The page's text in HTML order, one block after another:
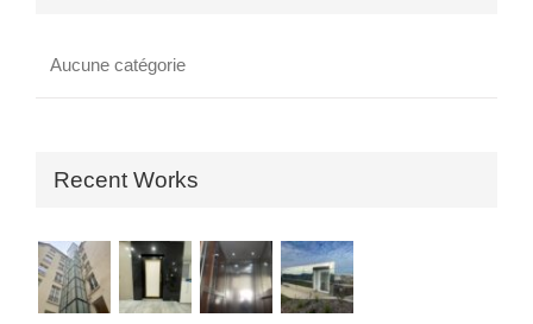
Aucune catégorie
Recent Works